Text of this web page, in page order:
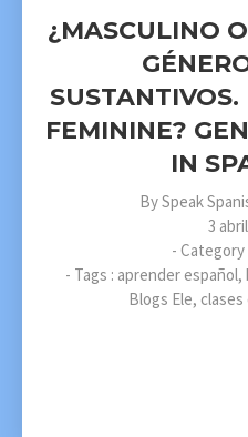
¿MASCULINO
FEMININE?
IN
BySpeak
3
-
- Tags : aprender español,
Blogs Ele,